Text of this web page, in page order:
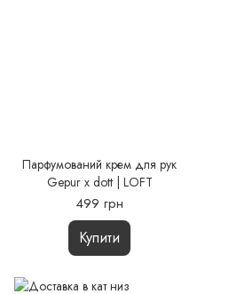
Парфумований крем для рук
Gepur x dott | LOFT
499 грн
Купити